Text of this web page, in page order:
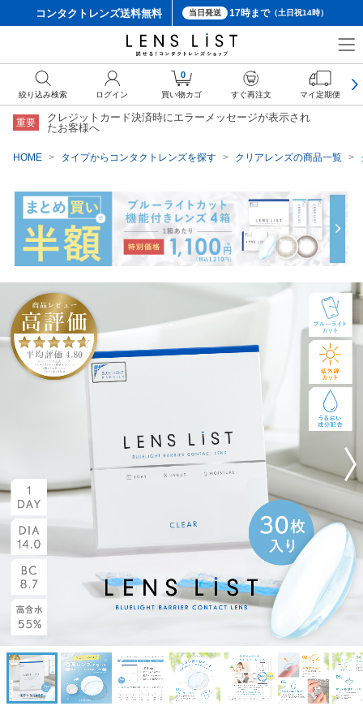
コンタクトレンズ送料無料 当日発送 17時まで（土日祝14時）
重要
クレジットカード決済時にエラーメッセージが表示され
たお客様へ
HOME タイプからコンタクトレンズを探す クリアレンズの商品一覧
絞り込み検索 ログイン
0
買い物カゴ すぐ再注文 マイ定期便
クーポン詳細